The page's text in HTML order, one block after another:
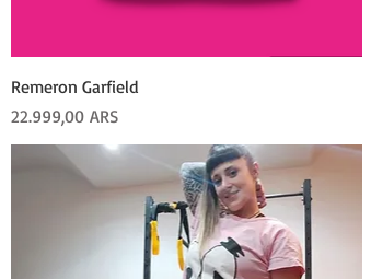
Remeron Garfield
Precio
22.999,00 ARS